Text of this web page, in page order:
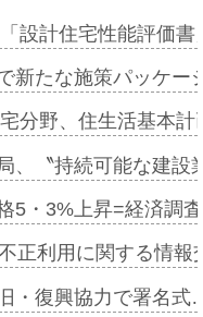
設計住宅性能評価
新たな施策パッケ
宅分野、住生活基本
、〝持続可能な建
5・3%上昇=経済調
正利用に関する情
・復興協力で署名